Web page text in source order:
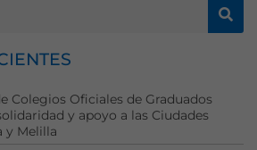
Colegios Oficiales de Graduados
y apoyo a las Ciudades
y Melilla
visita. Si
rechaza estas